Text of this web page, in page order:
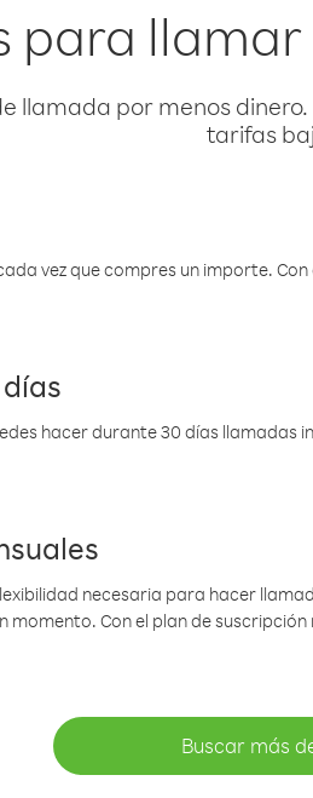
para
llamada por menos
tarifas
vez que compres un importe.
hacer durante 30 días
necesaria para hacer
momento. Con el plan de
Buscar más